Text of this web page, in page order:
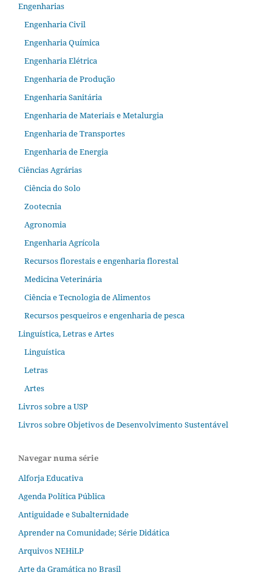
Engenharias
Engenharia Civil
Engenharia Química
Engenharia Elétrica
Engenharia de Produção
Engenharia Sanitária
Engenharia de Materiais e Metalurgia
Engenharia de Transportes
Engenharia de Energia
Ciências Agrárias
Ciência do Solo
Zootecnia
Agronomia
Engenharia Agrícola
Recursos florestais e engenharia florestal
Medicina Veterinária
Ciência e Tecnologia de Alimentos
Recursos pesqueiros e engenharia de pesca
Linguística, Letras e Artes
Linguística
Letras
Artes
Livros sobre a USP
Livros sobre Objetivos de Desenvolvimento Sustentável
Navegar numa série
Alforja Educativa
Agenda Política Pública
Antiguidade e Subalternidade
Aprender na Comunidade; Série Didática
Arquivos NEHiLP
Arte da Gramática no Brasil